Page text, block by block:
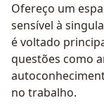
Ofereço um
sensível à
é voltado
questões como
no trabalho.